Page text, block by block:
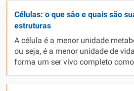
Células: o que são e quais são
estruturas
A célula é a menor unidade
ou seja, é a menor unidade de
forma um ser vivo completo